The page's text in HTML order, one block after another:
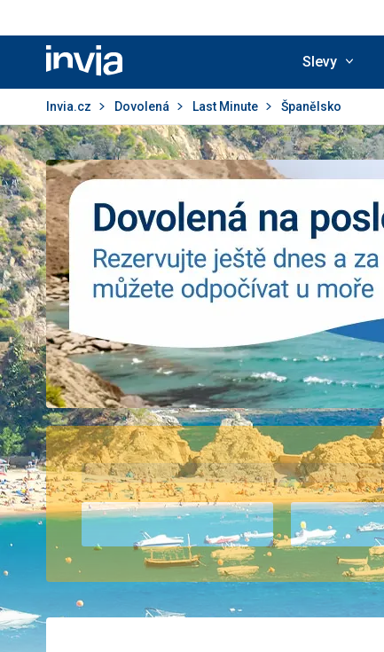
Invia.cz
Slevy
Invia.cz Dovolená Last Minute Španělsko